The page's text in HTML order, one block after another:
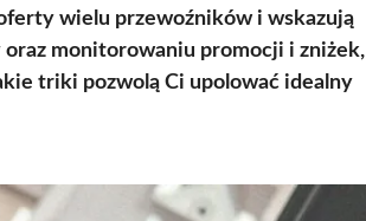
wielu przewoźników i wskazują
monitorowaniu promocji i zniżek,
triki pozwolą Ci upolować idealny